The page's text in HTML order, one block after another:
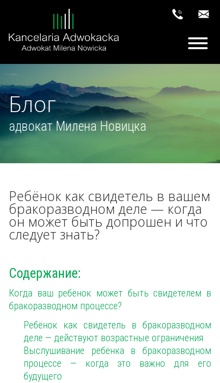
Блог
адвокат Милена Новицка
Ребёнок как свидетель в вашем
бракоразводном деле — когда
он может быть допрошен и что
следует знать?
Содержание:
Когда ваш ребёнок может быть свидетелем в
бракоразводном процессе?
Ребёнок как свидетель в бракоразводном
деле — действуют возрастные ограничения
Выслушивание ребёнка в бракоразводном
процессе — когда это важно для его
будущего